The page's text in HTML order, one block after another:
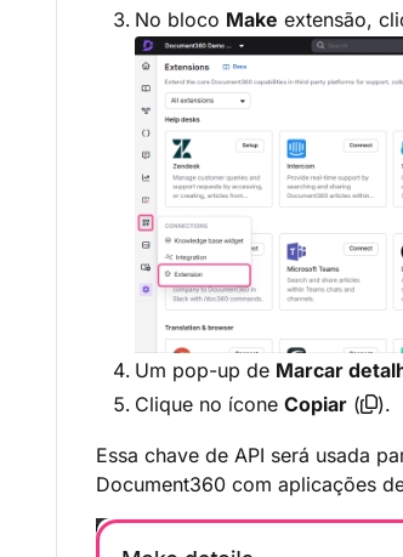
No bloco Make extensão,
Um pop-up de Marcar
Clique no ícone Copiar ( ).
Essa chave de API será usada
Document360 com aplicações